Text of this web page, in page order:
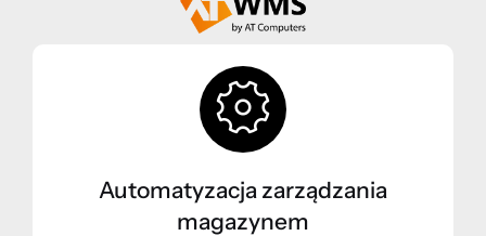
Automatyzacja zarządzania
magazynem